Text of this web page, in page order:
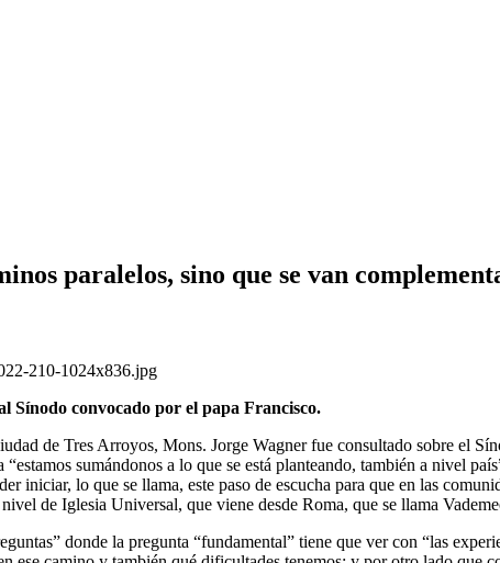
paralelos, sino que se van
Sínodo convocado por el papa Francisco.
de Tres Arroyos, Mons. Jorge Wagner fue consultado sobre el
sumándonos a lo que se está planteando, también a nivel
lo que se llama, este paso de escucha para que en las
de Iglesia Universal, que viene desde Roma, que se llama
donde la pregunta “fundamental” tiene que ver con “las